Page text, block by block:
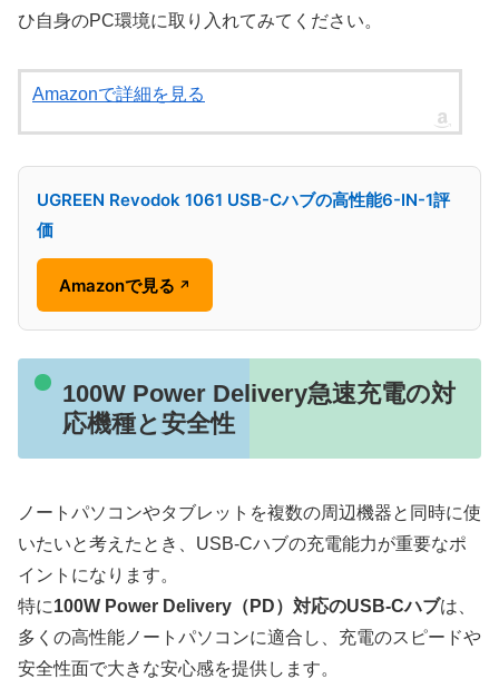
ひ自身のPC環境に取り入れてみてください。
Amazonで詳細を見る
UGREEN Revodok 1061 USB-Cハブの高性能6-IN-1評
価
Amazonで見る ↗
100W Power Delivery急速充電の対
応機種と安全性
ノートパソコンやタブレットを複数の周辺機器と同時に使
いたいと考えたとき、USB-Cハブの充電能力が重要なポ
イントになります。
特に100W Power Delivery（PD）対応のUSB-Cハブは、
多くの高性能ノートパソコンに適合し、充電のスピードや
安全性面で大きな安心感を提供します。